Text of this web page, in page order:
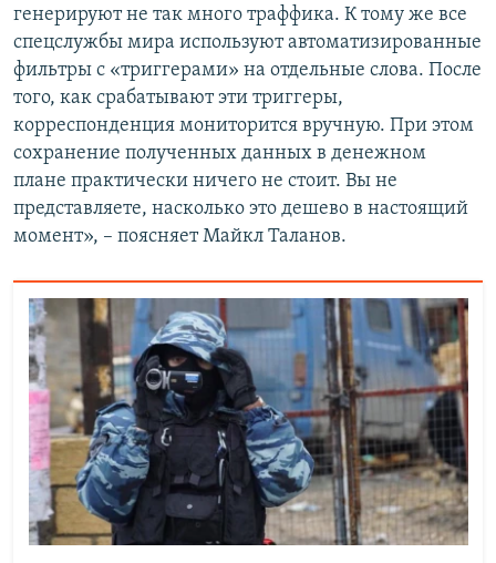
генерируют не так много траффика. К тому же все
спецслужбы мира используют автоматизированные
фильтры с «триггерами» на отдельные слова. После
того, как срабатывают эти триггеры,
корреспонденция мониторится вручную. При этом
сохранение полученных данных в денежном
плане практически ничего не стоит. Вы не
представляете, насколько это дешево в настоящий
момент», – поясняет Майкл Таланов.